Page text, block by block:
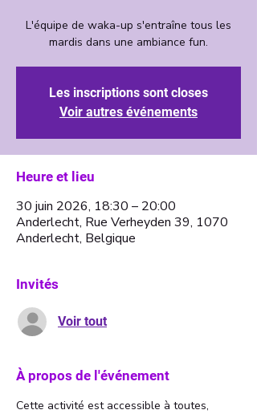
L'équipe de waka-up s'entraîne tous les
Les inscriptions sont closes
Voir autres événements
Heure et lieu
30 juin 2026, 18:30 – 20:00
Anderlecht, Rue Verheyden 39, 1070
Anderlecht, Belgique
Invités
Voir tout
À propos de l'événement
Cette activité est accessible à toutes,